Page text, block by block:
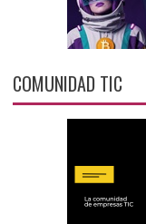
COMUNIDAD TIC